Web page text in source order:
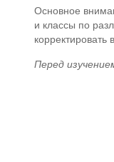
Основное
и классы по
корректировать
Перед